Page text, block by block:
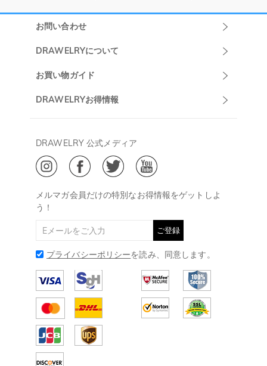
お問い合わせ
DRAWELRYについて
DRAWELRYについて
ご利用規約
ご特定商取引法に基づく表示
お買い物ガイド
発送について
ジュエリーお手入れ
Drawelry Blog
DRAWELRYお得情報
会員・ポイントについて
メルマガ会員だけの特別なお得情報をゲットしよ
う！
ご登録
プライバシーポリシーを読み、同意します。
DRAWELRY 公式メディア